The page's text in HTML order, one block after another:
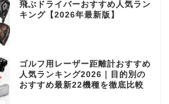
飛ぶドライバーおすすめ人気ラン
キング【2026年最新版】
ゴルフ用レーザー距離計おすすめ
人気ランキング2026｜目的別の
おすすめ最新22機種を徹底比較